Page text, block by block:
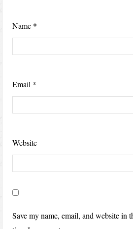
Name *
Email *
Website
Save my name, email, and website in